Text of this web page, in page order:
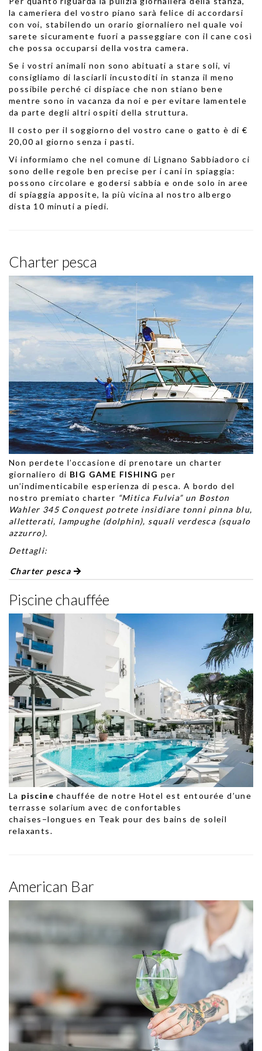
la cameriera del vostro piano sarà felice di accordarsi
con voi, stabilendo un orario giornaliero nel quale voi
sarete sicuramente fuori a passeggiare con il cane così
che possa occuparsi della vostra camera.
Se i vostri animali non sono abituati a stare soli, vi
consigliamo di lasciarli incustoditi in stanza il meno
possibile perché ci dispiace che non stiano bene
mentre sono in vacanza da noi e per evitare lamentele
da parte degli altri ospiti della struttura.
Il costo per il soggiorno del vostro cane o gatto è di €
20,00 al giorno senza i pasti.
Vi informiamo che nel comune di Lignano Sabbiadoro ci
sono delle regole ben precise per i cani in spiaggia:
possono circolare e godersi sabbia e onde solo in aree
di spiaggia apposite, la più vicina al nostro albergo
dista 10 minuti a piedi.
Charter pesca
Non perdete l’occasione di prenotare un charter
giornaliero di BIG GAME FISHING per
un’indimenticabile esperienza di pesca. A bordo del
nostro premiato charter “Mitica Fulvia” un Boston
Wahler 345 Conquest potrete insidiare tonni pinna blu,
alletterati, lampughe (dolphin), squali verdesca (squalo
azzurro).
Dettagli:
Charter pesca
Piscine chauffée
La piscine chauffée de notre Hotel est entourée d’une
terrasse solarium avec de confortables
chaises−longues en Teak pour des bains de soleil
relaxants.
American Bar